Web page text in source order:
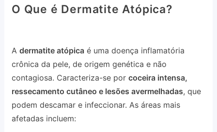
O Que é Dermatite Atópica?
A dermatite atópicaé uma doença inflamatória
crônica da pele, de origem genética e não
contagiosa. Caracteriza-se por coceira intensa,
ressecamento cutâneo e lesões avermelhadas, que
podem descamar e infeccionar. As áreas mais
afetadas incluem: